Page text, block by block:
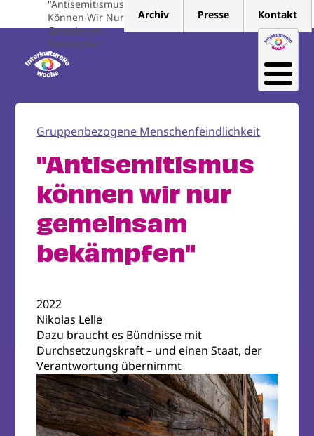
"Antisemitismus
Können Wir Nur
Gemeinsam
Bekämpfen"
Archiv Presse Kontakt
Gruppenbezogene Menschenfeindlichkeit
"Antisemitismus
können wir nur
gemeinsam
bekämpfen"
2022
Nikolas Lelle
Dazu braucht es Bündnisse mit
Durchsetzungskraft – und einen Staat, der
Verantwortung übernimmt